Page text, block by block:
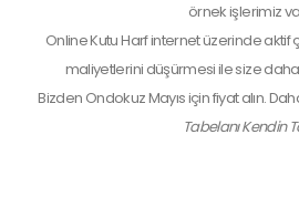
örnek işlerimiz
Online Kutu Harf internet üzerinde aktif
maliyetlerini düşürmesi ile size
Bizden Ondokuz Mayısiçin fiyat alın.
Tabelanı Kendin